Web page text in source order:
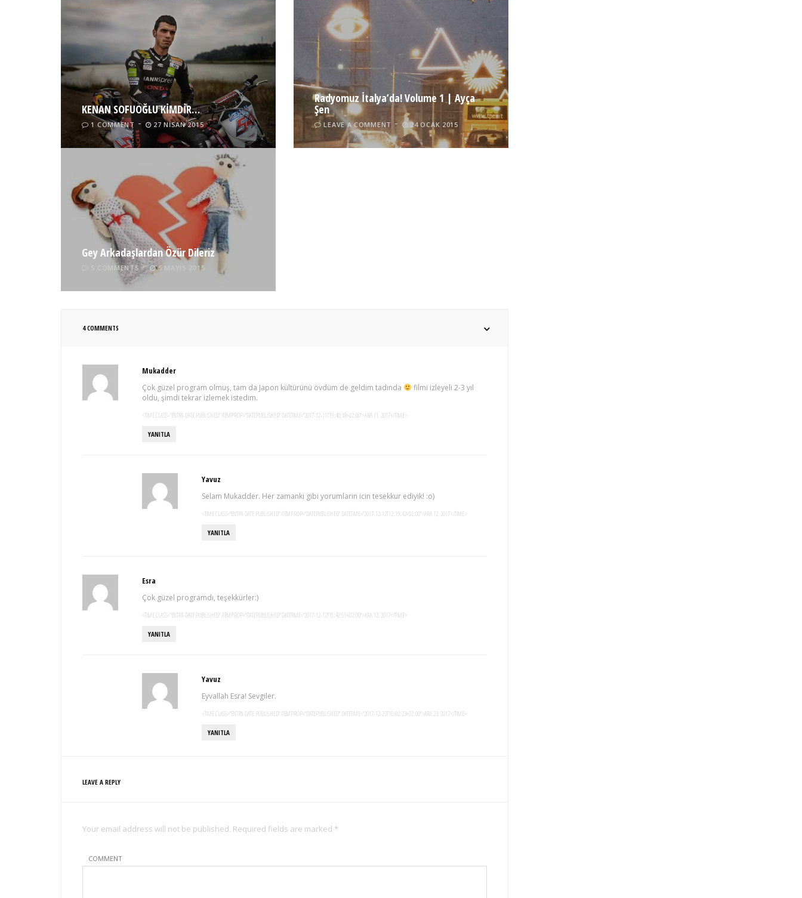
KENAN SOFUOĞLU KİMDİR…
1 COMMENT 27 NISAN 2015
Radyomuz İtalya’da! Volume 1 | Ayça
Şen
LEAVE A COMMENT 24 OCAK 2015
Gey Arkadaşlardan Özür Dileriz
5 COMMENTS 5 MAYIS 2015
4 COMMENTS
Mukadder
Çok güzel program olmuş, tam da Japon kültürünü övdüm de geldim tadında
filmi izleyeli 2-3 yıl
oldu, şimdi tekrar izlemek istedim.
<TIME CLASS="ENTRY-DATE PUBLISHED" ITEMPROP="DATEPUBLISHED" DATETIME="2017-12-11T19:40:18+02:00">ARA 11, 2017</TIME>
YANITLA
Yavuz
Selam Mukadder. Her zamanki gibi yorumlarin icin tesekkur ediyik! :o)
<TIME CLASS="ENTRY-DATE PUBLISHED" ITEMPROP="DATEPUBLISHED" DATETIME="2017-12-12T12:19:42+02:00">ARA 12, 2017</TIME>
YANITLA
Esra
Çok güzel programdı, teşekkürler:)
<TIME CLASS="ENTRY-DATE PUBLISHED" ITEMPROP="DATEPUBLISHED" DATETIME="2017-12-12T15:42:55+02:00">ARA 12, 2017</TIME>
YANITLA
Yavuz
Eyvallah Esra! Sevgiler.
<TIME CLASS="ENTRY-DATE PUBLISHED" ITEMPROP="DATEPUBLISHED" DATETIME="2017-12-23T16:02:23+02:00">ARA 23, 2017</TIME>
YANITLA
LEAVE A REPLY
Your email address will not be published. Required fields are marked *
COMMENT